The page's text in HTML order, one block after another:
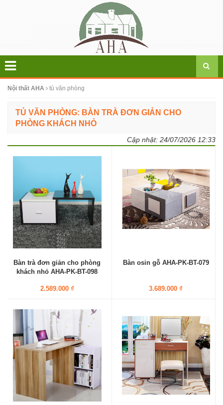
Nội thất AHA tủ văn phòng
TỦ VĂN PHÒNG: BÀN TRÀ ĐƠN GIẢN CHO
PHÒNG KHÁCH NHỎ
Cập nhật: 24/07/2026 12:33
Bàn trà đơn giản cho phòng
khách nhỏ AHA-PK-BT-098
2.589.000 ₫
Bàn osin gỗ AHA-PK-BT-079
3.689.000 ₫